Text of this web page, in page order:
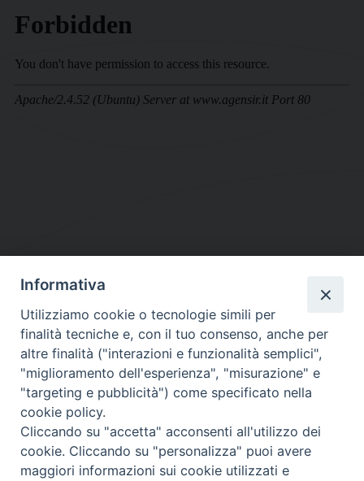
DIOCESI SUBURBICARIA DI ALBANO
Contatti:Tel.: 06.93268401 - Fax.: 06.9323844
E-mail:curia@diocesidialbano.it
Orari: dal Lunedì al Venerdì Ore: 9:00 - 13:00
Lunedì, Mercoledì e Venerdì, Ore 9:30 - 12:30
Informativa
Utilizziamo cookie o tecnologie simili per
finalità tecniche e, con il tuo consenso, anche per
altre finalità ("interazioni e funzionalità semplici",
"miglioramento dell'esperienza", "misurazione" e
"targeting e pubblicità") come specificato nella
cookie policy.
Cliccando su "accetta" acconsenti all'utilizzo dei
cookie. Cliccando su "personalizza" puoi avere
maggiori informazioni sui cookie utilizzati e